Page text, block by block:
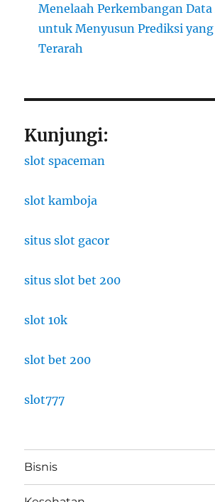
Menelaah Perkembangan Data
untuk Menyusun Prediksi
Terarah
Kunjungi:
slot spaceman
slot kamboja
situs slot gacor
situs slot bet 200
slot 10k
slot bet 200
slot777
Bisnis